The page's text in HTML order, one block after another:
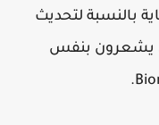
بالنسبة لتحديث
يشعرون بنفس